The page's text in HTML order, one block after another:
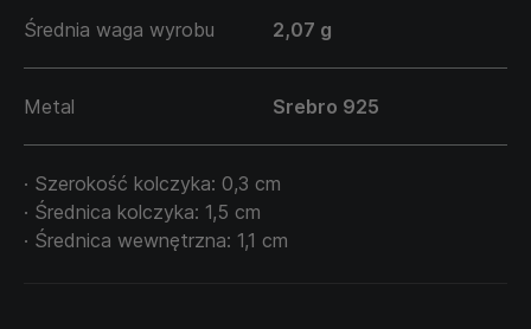
jego gotowości do stania mocno na ziemi i posuwania
się naprzód, mimo wyzwań. Jej minimalistyczny, ale
odważny design sprawia, że ta ozdoba jest idealnym
dopełnieniem każdego stylu.
Średnia waga wyrobu
2,07 g
Metal Srebro 925
· Szerokość kolczyka: 0,3 cm
· Średnica kolczyka: 1,5 cm
· Średnica wewnętrzna: 1,1 cm